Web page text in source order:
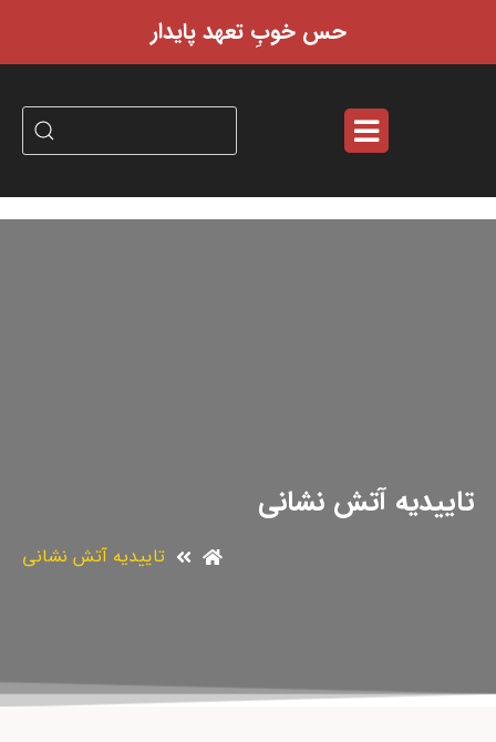
حس خوبِ تعهد پایدار
تاییدیه آتش نشانی
تاییدیه آتش نشانی